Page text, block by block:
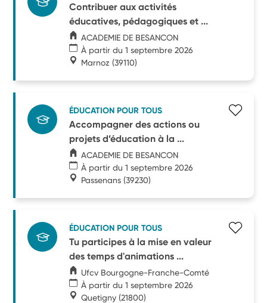
Contribuer aux activités
éducatives, pédagogiques et ...
ACADEMIE DE BESANCON
À partir du 1 septembre 2026
Marnoz (39110)
ÉDUCATION POUR TOUS
Accompagner des actions ou
projets d’éducation à la ...
ACADEMIE DE BESANCON
À partir du 1 septembre 2026
Passenans (39230)
ÉDUCATION POUR TOUS
Tu participes à la mise en valeur
des temps d'animations ...
Ufcv Bourgogne-Franche-Comté
À partir du 1 septembre 2026
Quetigny (21800)